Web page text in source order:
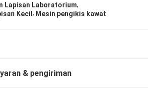
Lapisan Laboratorium,
Kecil , Mesin pengikis kawat
& pengiriman